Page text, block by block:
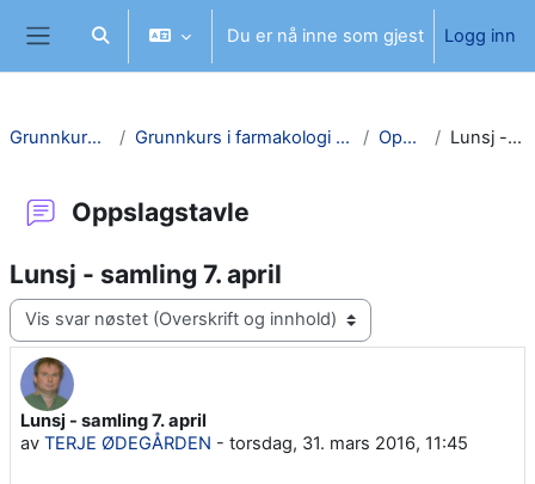
Gå til hovedinnhold
Veksle inndata for søkDu er nå inne som gjest Logg inn
Grunnkurs i farmakologi SI Grunnkurs i farmakologi Høst 2026 - ambulansetjensten SI Oppslagstavle Lunsj - samling 7. april
Oppslagstavle
Lunsj - samling 7. april
Visningsmodus
Lunsj - samling 7. april
av TERJE ØDEGÅRDEN - torsdag, 31. mars 2016, 11:45
Antall svar: 0